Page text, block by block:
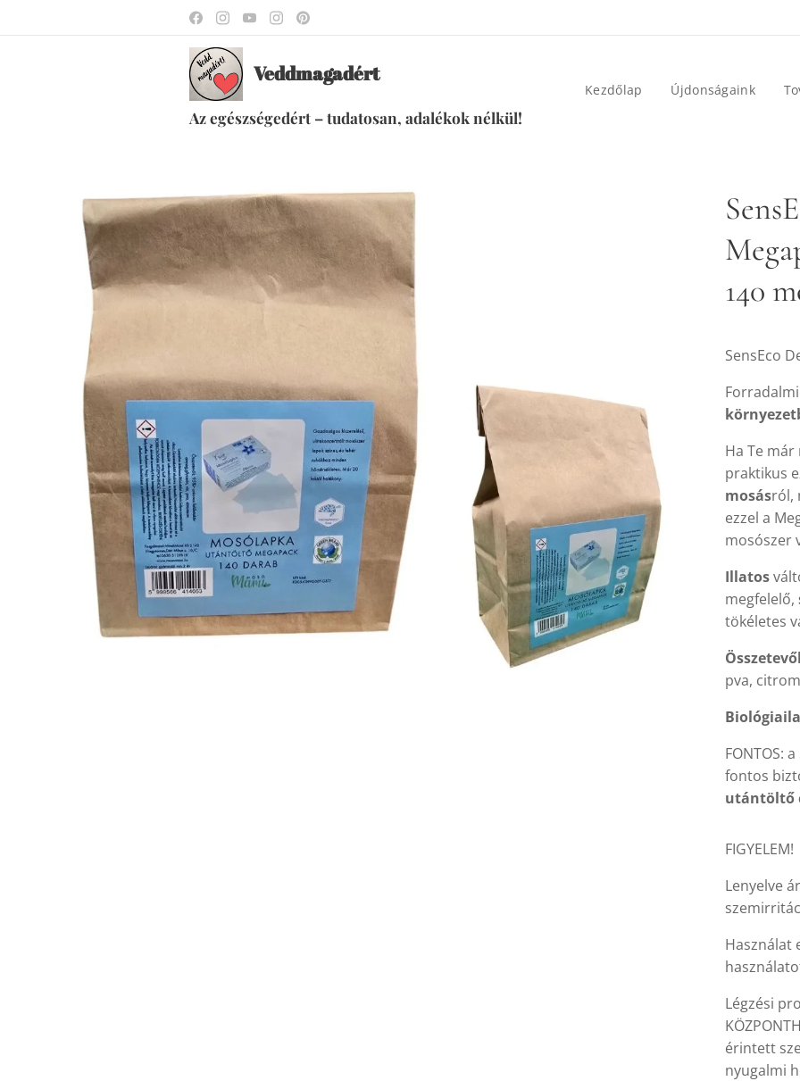
Veddmagadért
Az egészségedért – tudatosan, adalékok nélkül!
Kezdőlap Újdonságaink
140
SensEco
Ha Te
praktikus
mosásról,
ezzel a
mosószer
Illatos
megfelelő,
tökéletes
pva,
FONTOS:
fontos
utántöltő
FIGYELEM!
Lenyelve
Használat
Légzési
érintett
nyugalmi